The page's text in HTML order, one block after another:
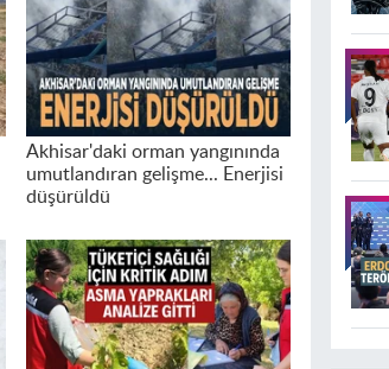
Akhisar'daki orman yangınında
umutlandıran gelişme... Enerjisi
düşürüldü